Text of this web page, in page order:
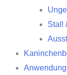
Stall